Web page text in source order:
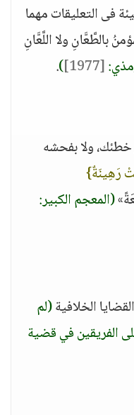
فى التعليقات مهما
بالطَّعَّانِ ولا اللَّعَّانِ
[1977]
)
.
خطئك، ولا بفحشه
رَهِينَةٌ}
(المعجم الكبير:
الخلافية(لم
الفريقين في قضية